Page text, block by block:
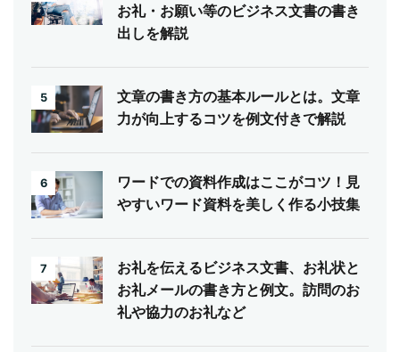
お礼・お願い等のビジネス文書の書き
出しを解説
5
文章の書き方の基本ルールとは。文章
力が向上するコツを例文付きで解説
6
ワードでの資料作成はここがコツ！見
やすいワード資料を美しく作る小技集
7
お礼を伝えるビジネス文書、お礼状と
お礼メールの書き方と例文。訪問のお
礼や協力のお礼など